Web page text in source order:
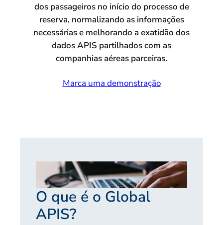
dos passageiros no início do processo de
reserva, normalizando as informações
necessárias e melhorando a exatidão dos
dados APIS partilhados com as
companhias aéreas parceiras.
Marca uma demonstração
O que é o Global
APIS?